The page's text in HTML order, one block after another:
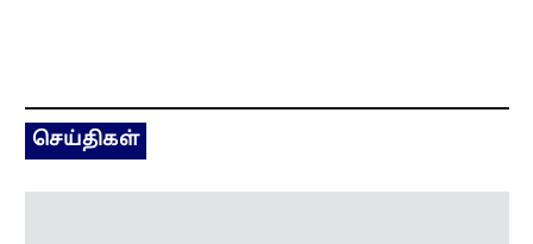
செய்திகள்